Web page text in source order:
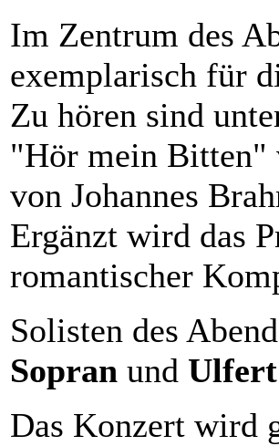
Im Zentrum des
exemplarisch für
Zu hören sind
"Hör mein Bitten"
von Johannes
Ergänzt wird das
romantischer
Solisten des
Sopran und
Das Konzert wird